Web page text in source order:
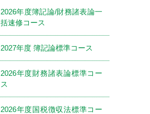
2026年度簿記論/財務諸表論一
括速修コース
2027年度 簿記論標準コース
2026年度財務諸表論標準コー
ス
2026年度国税徴収法標準コー